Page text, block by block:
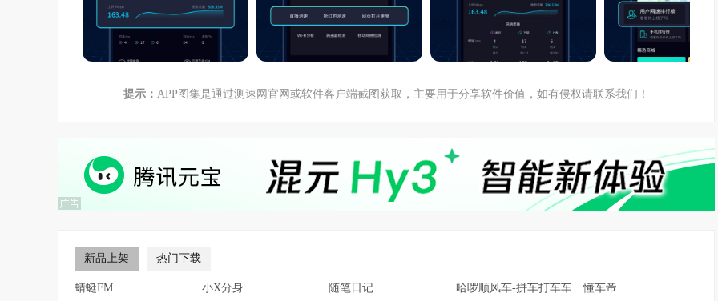
提示： APP图集是通过测速网官网或软件客户端截图获取，主要用于分享软件价值，如有侵权请联系我们！
新品上架 热门下载
蜻蜓FM 小X分身 随笔日记 哈啰顺风车-拼车打车车主通勤
懂车帝